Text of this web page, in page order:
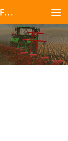
Landwirtschafts Simulator 25 Mods | Farming Simulator 25 Mods | FS25 Mods